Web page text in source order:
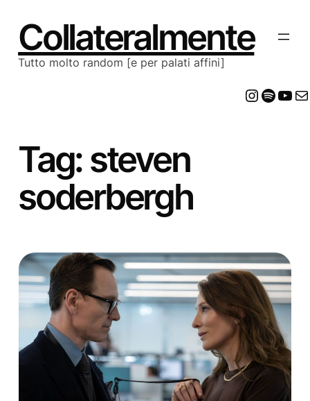
contenuto
Collateralmente
Tutto molto random [e per palati affini]
Tag:steven
soderbergh